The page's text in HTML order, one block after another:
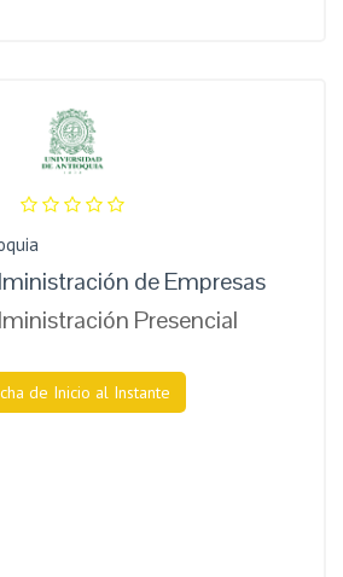
de Empresas
Presencial
de Inicio al Instante